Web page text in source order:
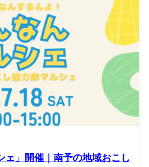
ェ」開催｜南予の地域おこし